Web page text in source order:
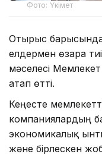
Фото: Үкімет
Отырыс
елдермен өзара
мәселесі
атап өтті.
Кеңесте
компаниялардың
экономикалық
және бірлескен